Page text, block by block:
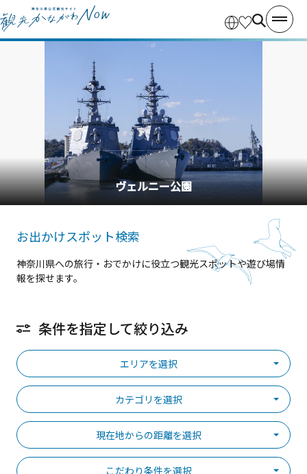
ヴェルニー公園
お出かけスポット検索
神奈川県への旅行・おでかけに役立つ観光スポットや遊び場情
報を探せます。
条件を指定して絞り込み
エリアを選択
カテゴリを選択
現在地からの距離を選択
こだわり条件を選択